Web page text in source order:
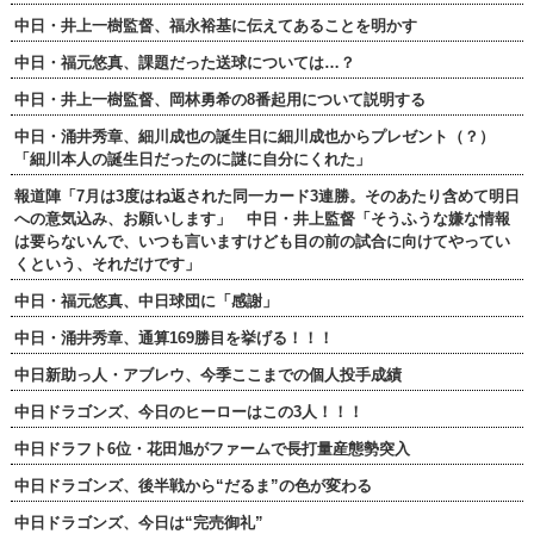
中日・井上一樹監督、福永裕基に伝えてあることを明かす
中日・福元悠真、課題だった送球については…？
中日・井上一樹監督、岡林勇希の8番起用について説明する
中日・涌井秀章、細川成也の誕生日に細川成也からプレゼント（？）
「細川本人の誕生日だったのに謎に自分にくれた」
報道陣「7月は3度はね返された同一カード3連勝。そのあたり含めて明日
への意気込み、お願いします」 中日・井上監督「そうふうな嫌な情報
は要らないんで、いつも言いますけども目の前の試合に向けてやってい
くという、それだけです」
中日・福元悠真、中日球団に「感謝」
中日・涌井秀章、通算169勝目を挙げる！！！
中日新助っ人・アブレウ、今季ここまでの個人投手成績
中日ドラゴンズ、今日のヒーローはこの3人！！！
中日ドラフト6位・花田旭がファームで長打量産態勢突入
中日ドラゴンズ、後半戦から“だるま”の色が変わる
中日ドラゴンズ、今日は“完売御礼”